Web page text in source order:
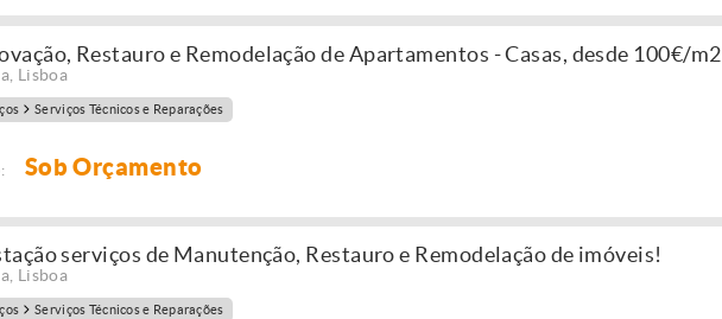
Restauro e Remodelação de Apartamentos - Casas, desde 100€/m2
Lisboa
Serviços Técnicos e Reparações
Sob Orçamento
serviços de Manutenção, Restauro e Remodelação de imóveis!
Lisboa
Serviços Técnicos e Reparações